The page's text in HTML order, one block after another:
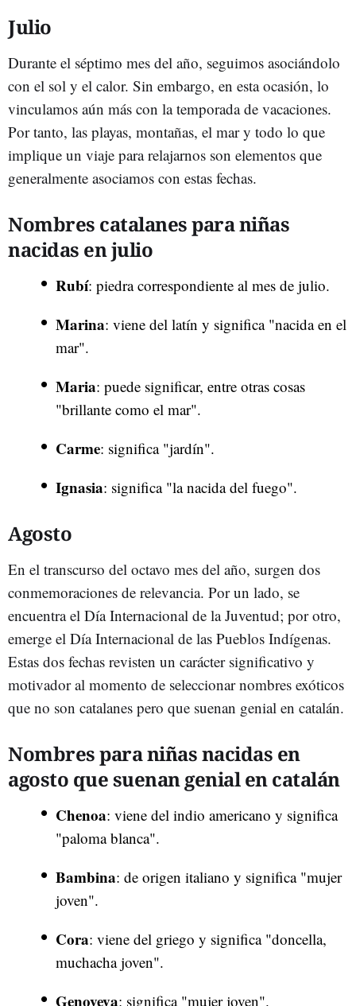
Julio
Durante el séptimo mes del año, seguimos asociándolo
con el sol y el calor. Sin embargo, en esta ocasión, lo
vinculamos aún más con la temporada de vacaciones.
Por tanto, las playas, montañas, el mar y todo lo que
implique un viaje para relajarnos son elementos que
generalmente asociamos con estas fechas.
Nombres catalanes para niñas
nacidas en julio
Rubí: piedra correspondiente al mes de julio.
Marina: viene del latín y significa "nacida en el
mar".
Maria: puede significar, entre otras cosas
"brillante como el mar".
Carme: significa "jardín".
Ignasia: significa "la nacida del fuego".
Agosto
En el transcurso del octavo mes del año, surgen dos
conmemoraciones de relevancia. Por un lado, se
encuentra el Día Internacional de la Juventud; por otro,
emerge el Día Internacional de las Pueblos Indígenas.
Estas dos fechas revisten un carácter significativo y
motivador al momento de seleccionar nombres exóticos
que no son catalanes pero que suenan genial en catalán.
Nombres para niñas nacidas en
agosto que suenan genial en catalán
Chenoa: viene del indio americano y significa
"paloma blanca".
Bambina: de origen italiano y significa "mujer
joven".
Cora: viene del griego y significa "doncella,
muchacha joven".
Genoveva: significa "mujer joven".